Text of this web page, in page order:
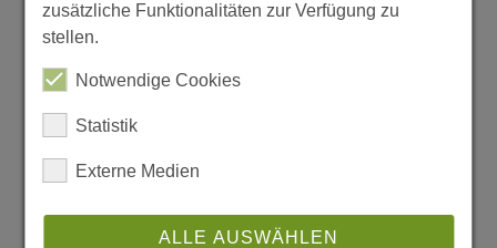
KURTH MANUFAKTUR
FÜR WOHNKULTUR
zusätzliche Funktionalitäten zur Verfügung zu
stellen.
Notwendige Cookies
Statistik
Externe Medien
ALLE AUSWÄHLEN